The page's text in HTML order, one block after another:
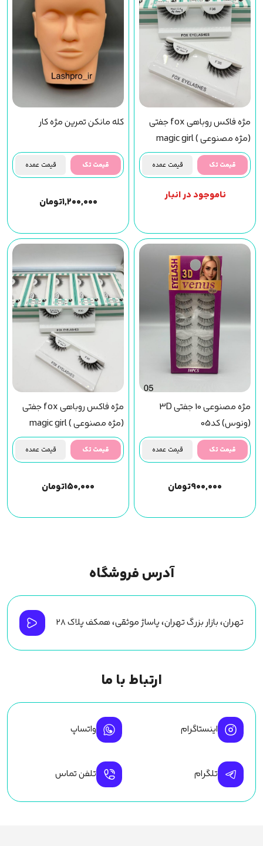
مژه فاکس روباهی fox جفتی
(مژه مصنوعی ) magic girl
(f36) مجیک گرل
قیمت تک قیمت عمده
ناموجود در انبار
کله مانکن تمرین مژه کار
قیمت تک قیمت عمده
۱,۲۰۰,۰۰۰تومان
مژه مصنوعی 10 جفتی 3D
(ونوس) کد05
قیمت تک قیمت عمده
۹۰۰,۰۰۰تومان
مژه فاکس روباهی fox جفتی
(مژه مصنوعی ) magic girl
(f30) مجیک گرل
قیمت تک قیمت عمده
۱۵۰,۰۰۰تومان
آدرس فروشگاه
تهران، بازار بزرگ تهران، پاساژ موثقی، همکف پلاک ۲۸
ارتباط با ما
اینستاگرام واتساپ
تلگرام تلفن تماس